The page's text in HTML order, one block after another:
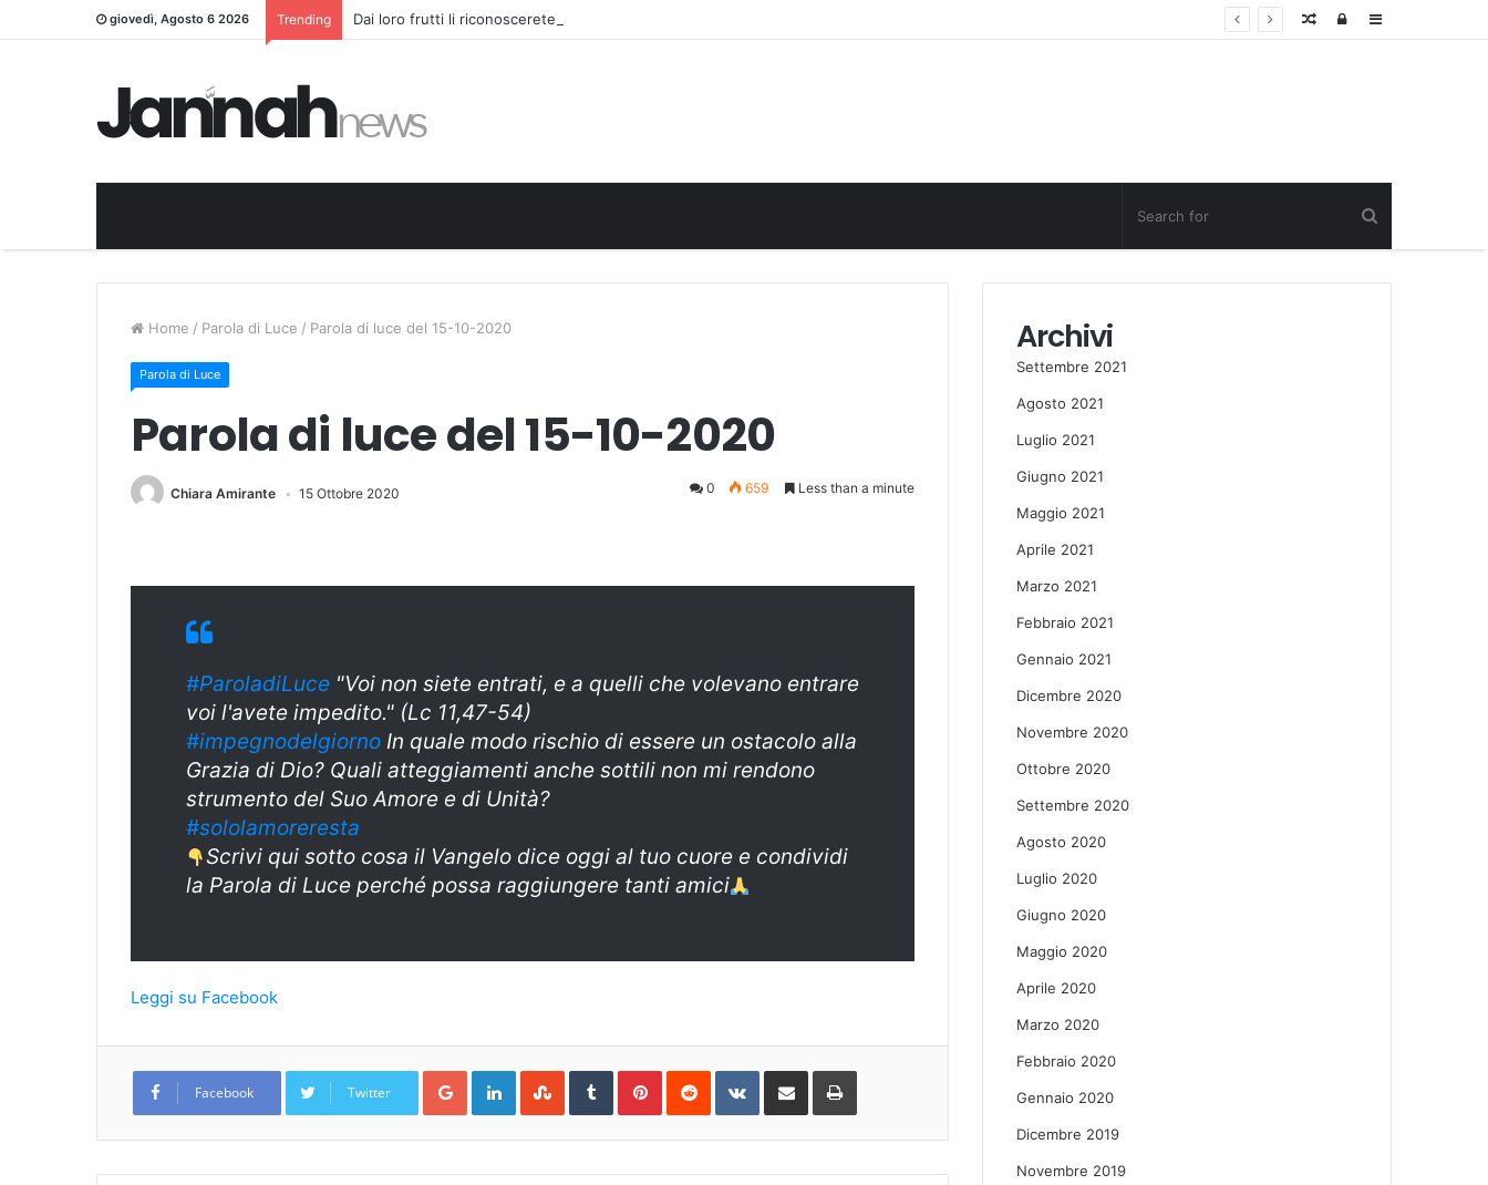
giovedì, Agosto 6 2026 Trending Dai loro frutti li riconoscerete Sidebar
Log
Random
Home / Parola di Luce / Parola di luce del 15-10-2020
Parola di Luce
Parola di luce del 15-10-2020
Chiara Amirante 15 Ottobre 2020 0 659 Less than a minute
#ParoladiLuce "Voi non siete entrati, e a quelli che volevano entrare
voi l'avete impedito." (Lc 11,47-54)
#impegnodelgiorno In quale modo rischio di essere un ostacolo alla
Grazia di Dio? Quali atteggiamenti anche sottili non mi rendono
strumento del Suo Amore e di Unità?
#sololamoreresta
Scrivi qui sotto cosa il Vangelo dice oggi al tuo cuore e condividi
la Parola di Luce perché possa raggiungere tanti amici
Leggi su Facebook
Facebook Twitter
Google+LinkedInStumbleUpon
TumblrPinterestReddit VKontakteShare
Email
Print
Archivi
Settembre 2021
Agosto 2021
Luglio 2021
Giugno 2021
Maggio 2021
Aprile 2021
Marzo 2021
Febbraio 2021
Gennaio 2021
Dicembre 2020
Novembre 2020
Ottobre 2020
Settembre 2020
Agosto 2020
Luglio 2020
Giugno 2020
Maggio 2020
Aprile 2020
Marzo 2020
Febbraio 2020
Gennaio 2020
Dicembre 2019
Novembre 2019